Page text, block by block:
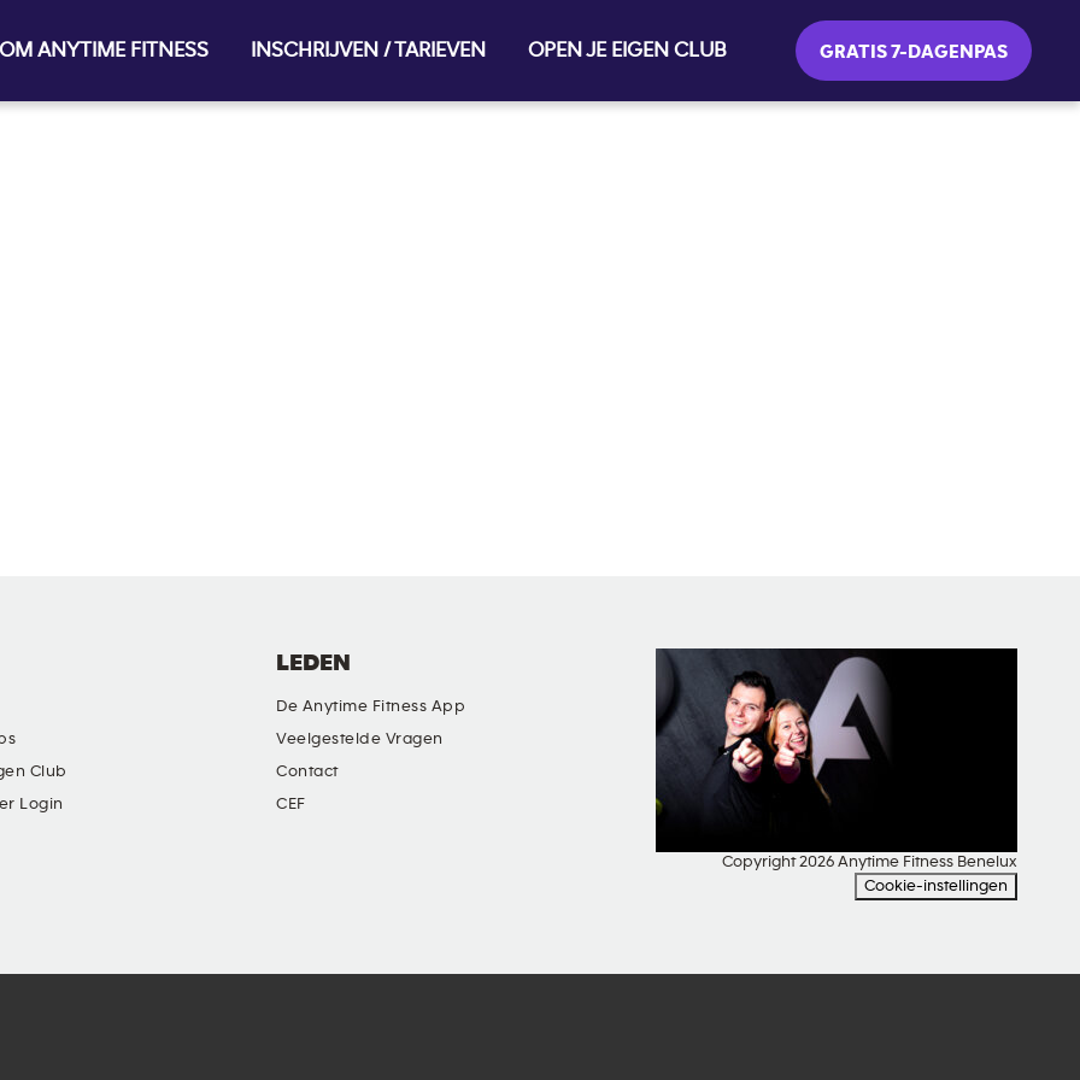
ANYTIME FITNESS INSCHRIJVEN / TARIEVEN OPEN JE EIGEN CLUB GRATIS 7-DAGENPAS
Club
Login
LEDEN
De Anytime Fitness App
Veelgestelde Vragen
Contact
CEF
SOCIAL MEDIA
Copyright 2026 Anytime Fitness Benelux
Cookie-instellingen